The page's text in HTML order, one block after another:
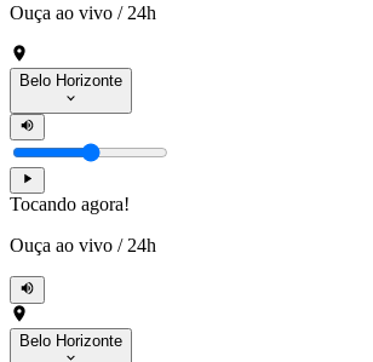
Ouça ao vivo / 24h
Belo Horizonte
Tocando agora!
Ouça ao vivo / 24h
Belo Horizonte